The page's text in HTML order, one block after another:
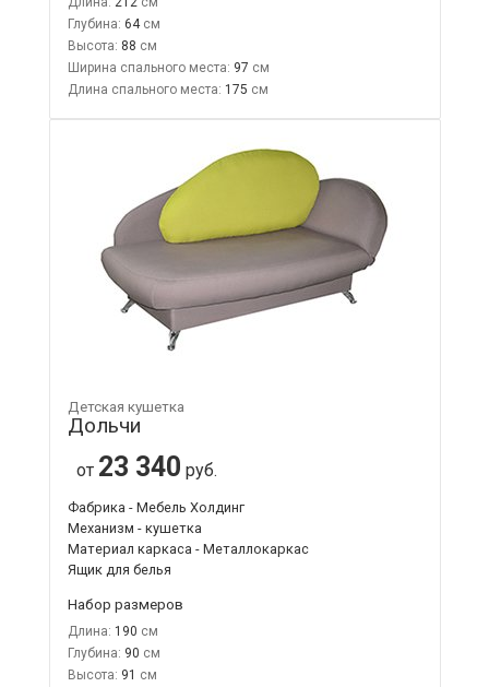
Глубина: 64
Высота: 88
Ширина спального места: 97
Длина спального места: 175
Детская кушетка
Дольчи
от 23 340 руб.
Фабрика - Мебель Холдинг
Механизм - кушетка
Материал каркаса - Металлокаркас
Ящик для белья
Набор размеров
Длина: 190
Глубина: 90
Высота: 91